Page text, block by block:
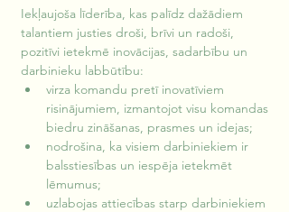
Iekļaujoša līderība, kas palīdz dažādiem
talantiem justies droši, brīvi un radoši,
pozitīvi ietekmē inovācijas, sadarbību un
darbinieku labbūtību:
virza komandu pretī inovatīviem
risinājumiem, izmantojot visu komandas
biedru zināšanas, prasmes un idejas;
nodrošina, ka visiem darbiniekiem ir
balsstiesības un iespēja ietekmēt
lēmumus;
uzlabojas attiecības starp darbiniekiem